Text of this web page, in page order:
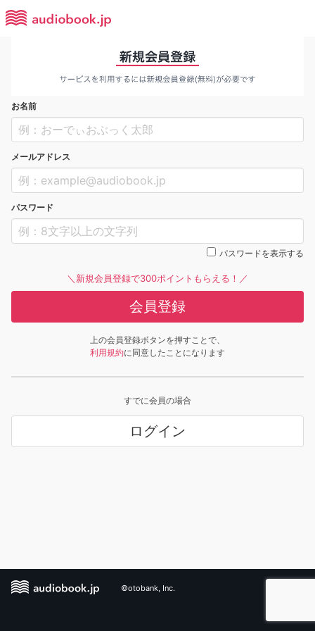
お名前
メールアドレス
パスワード
パスワードを表示する
＼新規会員登録で300ポイントもらえる！／
会員登録
上の会員登録ボタンを押すことで、
利用規約に同意したことになります
すでに会員の場合
ログイン
©otobank, Inc.